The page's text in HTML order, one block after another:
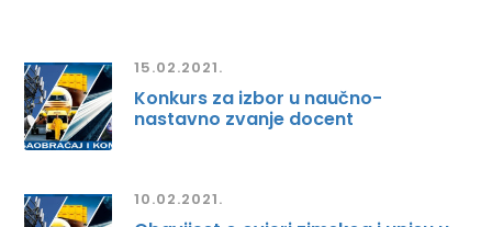
15.02.2021.
Konkurs za izbor u naučno-
nastavno zvanje docent
10.02.2021.